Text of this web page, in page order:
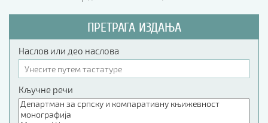
ПРЕТРАГА ИЗДАЊА
Наслов или део наслова
Кључне речи